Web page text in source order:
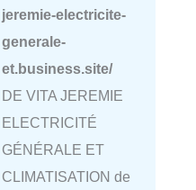
jeremie-electricite-
generale-
et.business.site/
DE VITA JEREMIE
ELECTRICITÉ
GÉNÉRALE ET
CLIMATISATION de